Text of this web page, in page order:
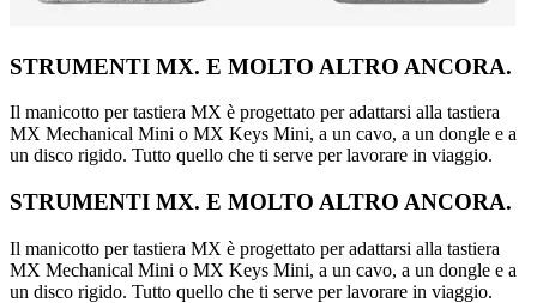
STRUMENTI MX. E MOLTO ALTRO ANCORA.
Il manicotto per tastiera MX è progettato per adattarsi alla tastiera
MX Mechanical Mini o MX Keys Mini, a un cavo, a un dongle e a
un disco rigido. Tutto quello che ti serve per lavorare in viaggio.
STRUMENTI MX. E MOLTO ALTRO ANCORA.
Il manicotto per tastiera MX è progettato per adattarsi alla tastiera
MX Mechanical Mini o MX Keys Mini, a un cavo, a un dongle e a
un disco rigido. Tutto quello che ti serve per lavorare in viaggio.